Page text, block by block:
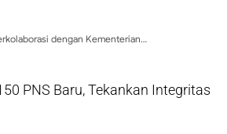
dengan Kementerian…
PNS Baru, Tekankan Integritas